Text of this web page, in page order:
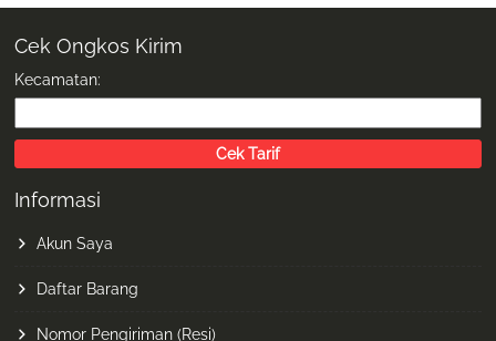
Cek Ongkos Kirim
Kecamatan:
Informasi
Akun Saya
Daftar Barang
Nomor Pengiriman (Resi)